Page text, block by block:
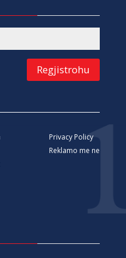
Regjistrohu
Privacy Policy
Reklamo me ne